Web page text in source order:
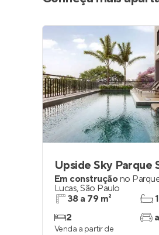
Em construçãono
Lucas,São Paulo
38 a 79 m²
2
Venda a partir de